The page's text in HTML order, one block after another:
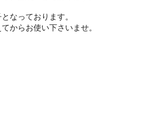
なっております。
からお使い下さいませ。